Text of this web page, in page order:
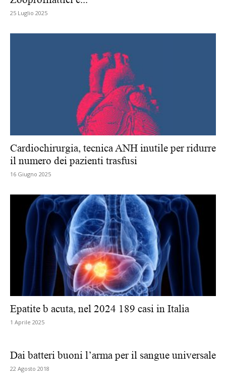
25 Luglio 2025
Cardiochirurgia, tecnica ANH inutile per ridurre
il numero dei pazienti trasfusi
16 Giugno 2025
Epatite b acuta, nel 2024 189 casi in Italia
1 Aprile 2025
Dai batteri buoni l’arma per il sangue universale
22 Agosto 2018